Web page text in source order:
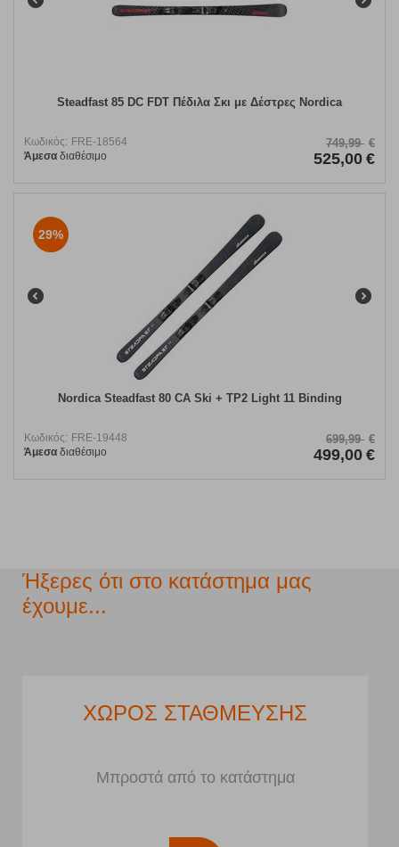
Steadfast 85 DC FDT Πέδιλα Σκι με Δέστρες Nordica
Κωδικός: FRE-18564
Άμεσα διαθέσιμο
749,99 €
525,00 €
29%
Nordica Steadfast 80 CA Ski + TP2 Light 11 Binding
Κωδικός: FRE-19448
Άμεσα διαθέσιμο
699,99 €
499,00 €
Ήξερες ότι στο κατάστημα μας
έχουμε...
ΧΩΡΟΣ ΣΤΑΘΜΕΥΣΗΣ
Μπροστά από το κατάστημα